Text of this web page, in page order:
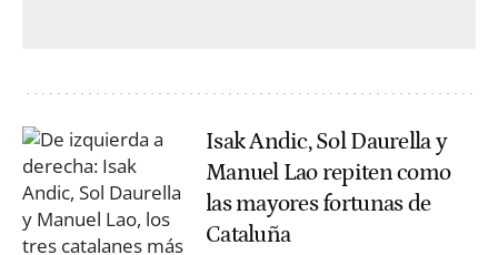
Isak Andic, Sol Daurella y
Manuel Lao repiten como
las mayores fortunas de
Cataluña